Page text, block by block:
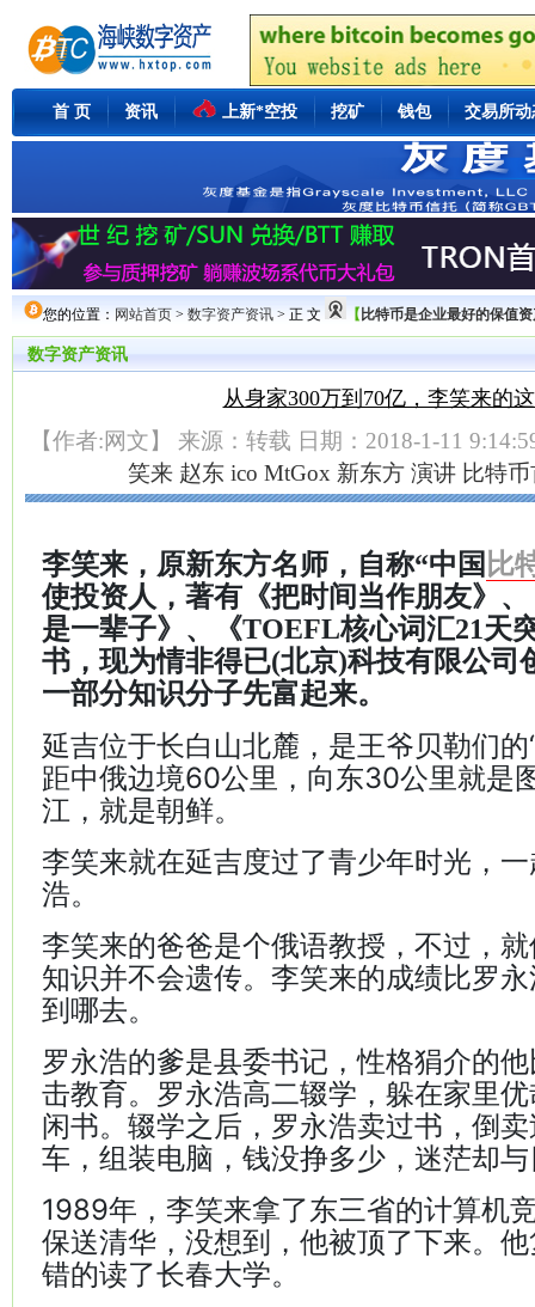
首 页 资讯 上新*空投 挖矿 钱包 交易所动
您的位置： 网站首页 > 数字资产资讯 > 正 文 【 比特币是企业最好的保值
数字资产资讯
从身家300万到70亿，李笑来的
【作者:网文】 来源：转载 日期：2018-1-11
笑来 赵东 ico MtGox 新东方 演讲 比特
李笑来，原新东方名师，自称“中国 比
使投资人，著有《把时间当作朋友》
是一辈子》、《TOEFL核心词汇21天
书，现为情非得已(北京)科技有限公司
一部分知识分子先富起来。
延吉位于长白山北麓，是王爷贝勒们的
距中俄边境60公里，向东30公里就是
江，就是朝鲜。
李笑来就在延吉度过了青少年时光，
浩。
李笑来的爸爸是个俄语教授，不过，
知识并不会遗传。李笑来的成绩比罗
到哪去。
罗永浩的爹是县委书记，性格狷介的
击教育。罗永浩高二辍学，躲在家里
闲书。辍学之后，罗永浩卖过书，倒
车，组装电脑，钱没挣多少，迷茫却
1989年，李笑来拿了东三省的计算机
保送清华，没想到，他被顶了下来。
错的读了长春大学。